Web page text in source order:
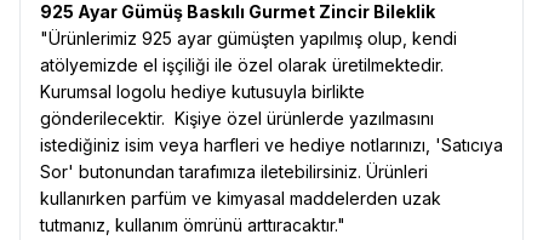
925 Ayar Gümüş Baskılı Gurmet Zincir Bileklik
"Ürünlerimiz 925 ayar gümüşten yapılmış olup, kendi
atölyemizde el işçiliği ile özel olarak üretilmektedir.
Kurumsal logolu hediye kutusuyla birlikte
gönderilecektir. Kişiye özel ürünlerde yazılmasını
istediğiniz isim veya harfleri ve hediye notlarınızı, 'Satıcıya
Sor' butonundan tarafımıza iletebilirsiniz. Ürünleri
kullanırken parfüm ve kimyasal maddelerden uzak
tutmanız, kullanım ömrünü arttıracaktır."